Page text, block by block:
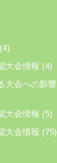
(4)
大会情報 (4)
大会への影響
大会情報 (5)
大会情報 (75)